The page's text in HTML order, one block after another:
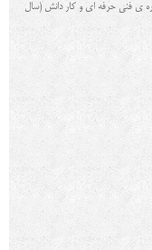
ی فنی حرفه ای و کار دانش (سال